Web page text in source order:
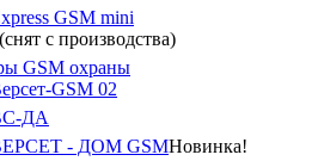
GSM mini
(снят с производства)
GSM охраны
GSM 02
ДА
- ДОМ GSMНовинка!